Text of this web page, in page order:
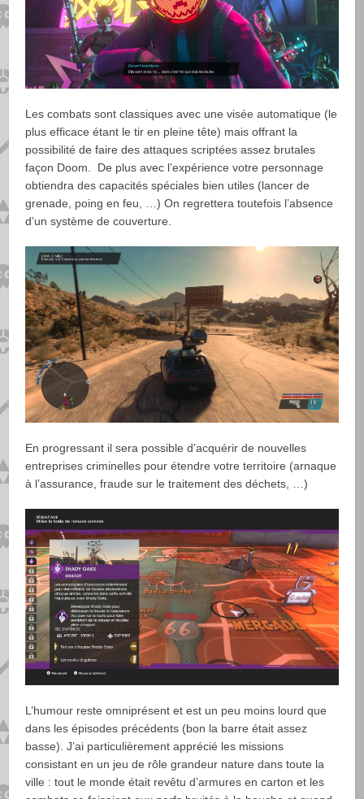
Les combats sont classiques avec une visée automatique (le
plus efficace étant le tir en pleine tête) mais offrant la
possibilité de faire des attaques scriptées assez brutales
façon Doom. De plus avec l’expérience votre personnage
obtiendra des capacités spéciales bien utiles (lancer de
grenade, poing en feu, …) On regrettera toutefois l’absence
d’un système de couverture.
En progressant il sera possible d’acquérir de nouvelles
entreprises criminelles pour étendre votre territoire (arnaque
à l’assurance, fraude sur le traitement des déchets, …)
L’humour reste omniprésent et est un peu moins lourd que
dans les épisodes précédents (bon la barre était assez
basse). J’ai particulièrement apprécié les missions
consistant en un jeu de rôle grandeur nature dans toute la
ville : tout le monde était revêtu d’armures en carton et les